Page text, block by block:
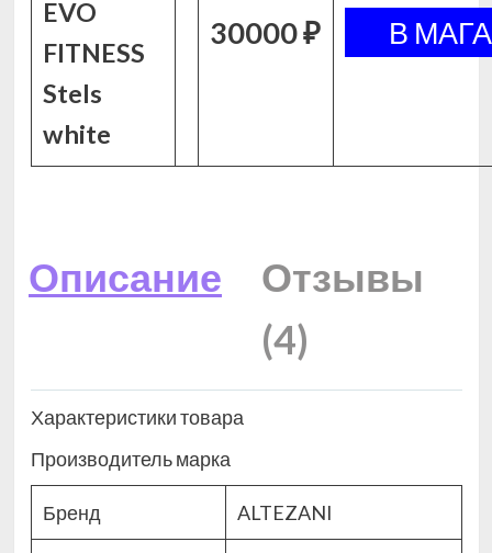
EVO
FITNESS
Stels
white
30000 ₽
Описание
Отзывы
(4)
Характеристики товара
Производитель марка
Бренд ALTEZANI